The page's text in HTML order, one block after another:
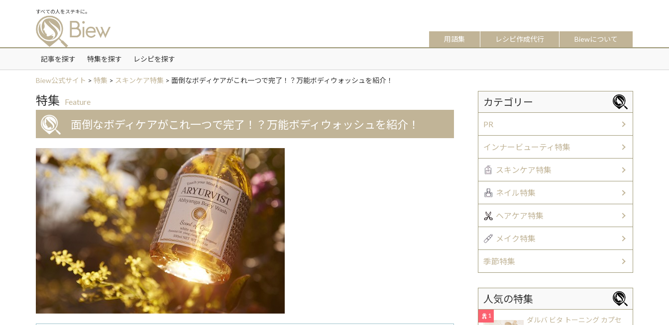
すべての人をステキに。
用語集 レシピ作成代行 Biewについて
記事を探す 特集を探す レシピを探す
Biew公式サイト > 特集 > スキンケア特集 > 面倒なボディケアがこれ一つで完了！？万能ボディウォッシュを紹介！
特集 Feature
面倒なボディケアがこれ一つで完了！？万能ボディウォッシュを紹介！
カテゴリー
PR
インナービューティ特集
スキンケア特集
ネイル特集
ヘアケア特集
メイク特集
季節特集
人気の特集
1
ダルバ ビタ トーニング カプセ